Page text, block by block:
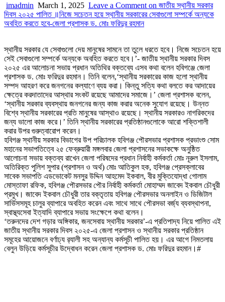
imadmin March 1, 2025 Leave a Comment on জাতীয় স্থানীয় সরকার
দিবস ২০২৫ পালিত ॥নিজে সচেতন হয়ে স্থানীয় সরকারের সেবাগুলো সম্পর্কে অন্যকে
অবহিত করতে হবে-জেলা প্রশাসক ড. মোঃ ফরিদুর রহমান
স্থানীয় সরকার যে সেবাগুলো দেয় মানুষের সামনে তা তুলে ধরতে হবে। নিজে সচেতন হয়ে
সেই সেবাগুলো সম্পর্কে অন্যকে অবহিত করতে হবে।’- জাতীয় স্থানীয় সরকার দিবস
২০২৫ এর আলোচনা সভায় প্রধান অতিথির বক্তব্যে এসব কথা বলেন হবিগঞ্জে জেলা
প্রশাসক ড. মোঃ ফরিদুর রহমান। তিনি বলেন,‘স্থানীয় সরকারের কাজ হলো স্থানীয়
সম্পদ আহরণ করে জনগনের কল্যাণে ব্যয় করা। কিন্তু সত্যি কথা বলতে কর আদায়ের
ক্ষেত্রে করদাতাদের আস্থার সংকট রয়েছে আমাদের সমাজে।’ জেলা প্রশাসক বলেন,
‘স্থানীয় সরকার ব্যবস্থায় জনগনের জন্য কাজ করার অনেক সুযোগ রয়েছে। উন্নত
বিশ্বে স্থানীয় সরকারের প্রতি মানুষের আস্থাও রয়েছে। স্থানীয় সরকারও নাগরিকদের
জন্য ভালো কাজ করে।’ তিনি স্থানীয় সরকারের প্রতিষ্ঠানগুলোকে আরো শক্তিশালী
করার উপর গুরুত্বারোপ করেন।
হবিগঞ্জ স্থানীয় সরকার বিভাগের উপ পরিচালক হবিগঞ্জ পৌরসভার প্রশাসক প্রভাংশু সোম
মহানের সভাপতিত্বে ২৫ ফেব্রুয়ারী মঙ্গলবার জেলা প্রশাসনের সভাকক্ষে অনুষ্ঠিত
আলোচনা সভায় বক্তব্য রাখেন জেলা পরিষদের প্রধান নির্বাহী কর্মকর্তা মোঃ নূরুল ইসলাম,
অতিরিক্ত পুলিশ সুপার (প্রশাসন ও অর্থ) মোঃ আতিকুল হক, হবিগঞ্জ প্রেসক্লাবের
সাবেক সভাপতি এডভোকেট মনসুর উদ্দিন আহমেদ ইকবাল, বীর মুক্তিযোদ্ধা গোলাম
মোস্তাফা রফিক, হবিগঞ্জ পৌরসভার পৌর নির্বাহী কর্মকর্তা মোহাম্মদ জাবেদ ইকবাল চৌধুরী
প্রমুখ। জাবেদ ইকবাল চৌধুরী তার বক্তৃতায় হবিগঞ্জ পৌরসভার অনলাইন ও ডিজিটাল
সার্ভিসসমূহ চালুর ব্যাপারে অবহিত করেন এবং সাথে সাথে পৌরসভা বর্জ্য ব্যবস্থাপনা,
স্বাস্থ্যসেবা ইত্যাদি ব্যাপারে সভায় সংক্ষেপে কথা বলেন।
‘তরুনদের দেশ গড়ার অঙ্গিকার, জনসেবায় স্থানীয় সরকার’-এ প্রতিপাদ্য নিয়ে পালিত এই
জাতীয় স্থানীয় সরকার দিবস ২০২৫-এ জেলা প্রশাসন ও স্থানীয় সরকার প্রতিষ্ঠান
সমূহের আয়োজনে বর্ণাঢ্য র‌্যালী সহ অন্যান্য কর্মসূচী পালিত হয়। এর আগে নিমতলায়
বেলুন উড়িয়ে কর্মসূচীর উদ্বোধন করেন জেলা প্রশাসক ড. মোঃ ফরিদুর রহমান।#